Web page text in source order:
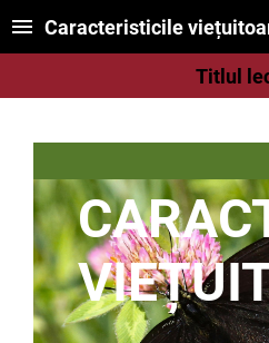
Caracteristicile
Titlul